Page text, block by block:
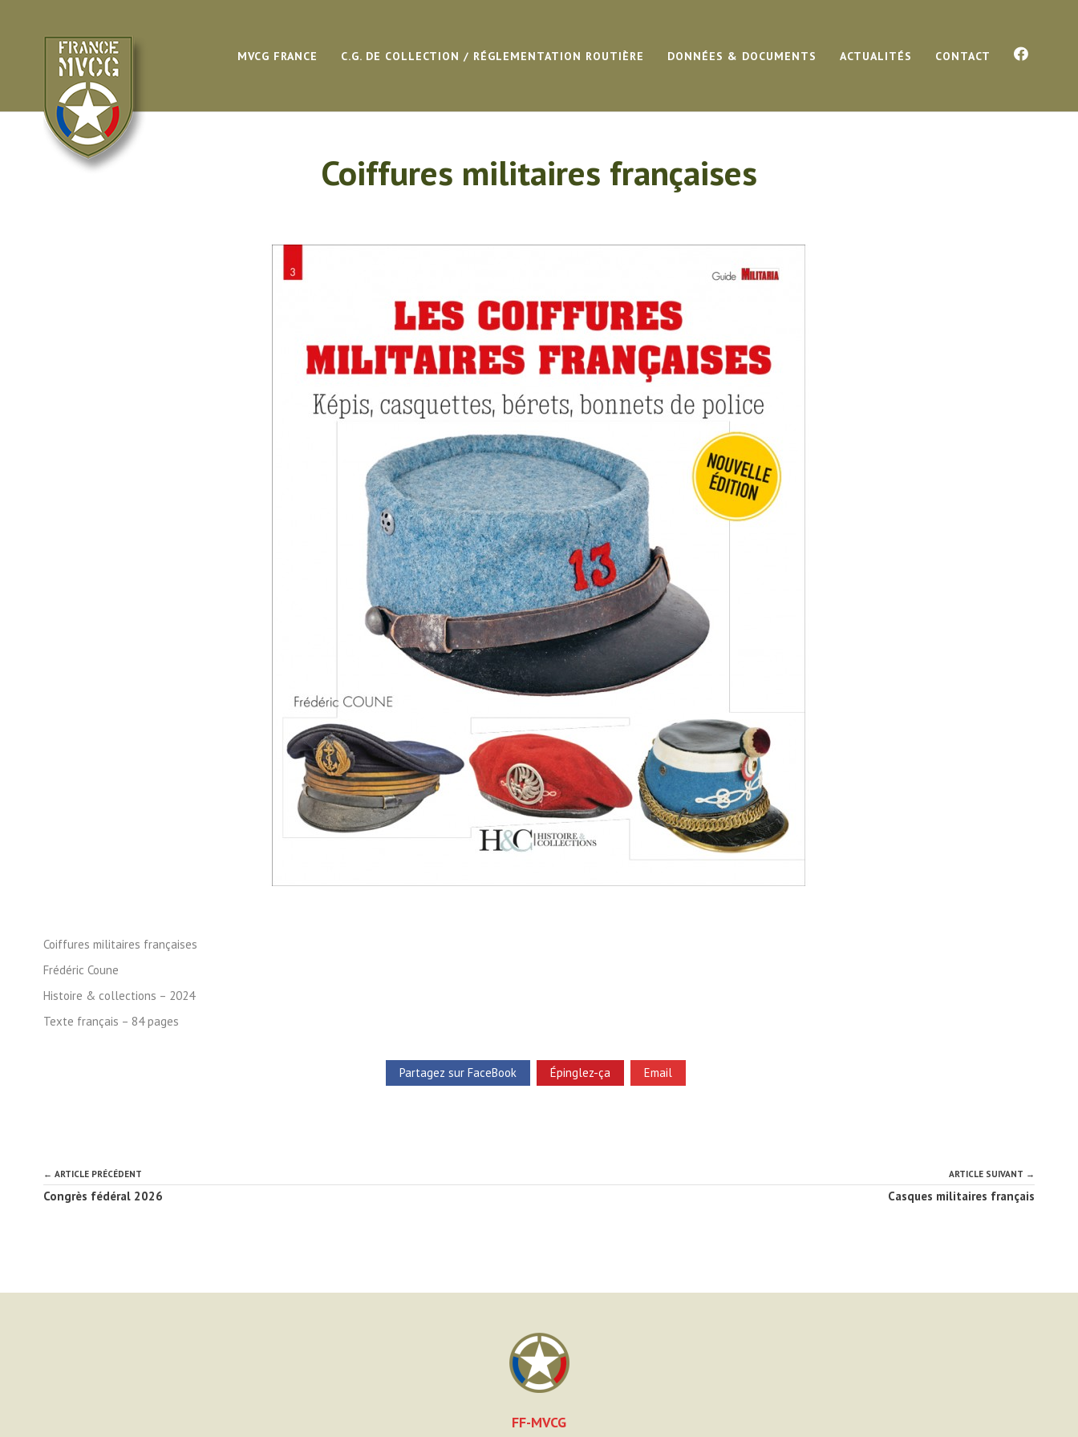
MVCG FRANCE C.G. DE COLLECTION / RÉGLEMENTATION ROUTIÈRE DONNÉES & DOCUMENTS ACTUALITÉS CONTACT
Coiffures militaires françaises
Coiffures militaires françaises
Frédéric Coune
Histoire & collections – 2024
Texte français – 84 pages
Partagez sur FaceBook Épinglez-ça Email
← ARTICLE PRÉCÉDENT
Congrès fédéral 2026
ARTICLE SUIVANT →
Casques militaires français
FF-MVCG